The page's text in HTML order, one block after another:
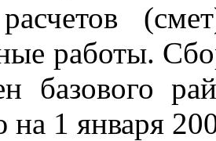
работы.
базового
на 1 января